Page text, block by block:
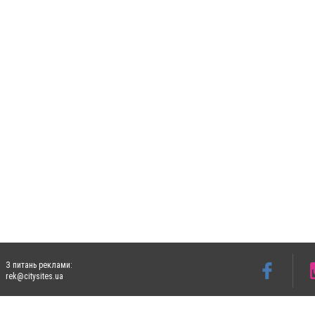
З питань реклами:
rek@citysites.ua